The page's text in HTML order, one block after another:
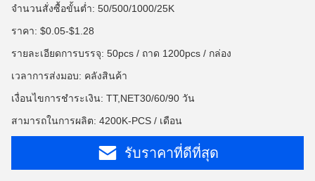
จำนวนสั่งซื้อขั้นต่ำ: 50/500/1000/25K
ราคา: $0.05-$1.28
รายละเอียดการบรรจุ: 50pcs / ถาด 1200pcs / กล่อง
เวลาการส่งมอบ: คลังสินค้า
เงื่อนไขการชำระเงิน: TT,NET30/60/90 วัน
สามารถในการผลิต: 4200K-PCS / เดือน
รับราคาที่ดีที่สุด